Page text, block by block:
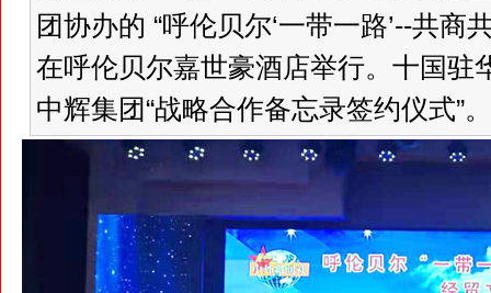
团协办的 “呼伦贝尔‘一带一路’--共
在呼伦贝尔嘉世豪酒店举行。十国驻
中辉集团“战略合作备忘录签约仪式”